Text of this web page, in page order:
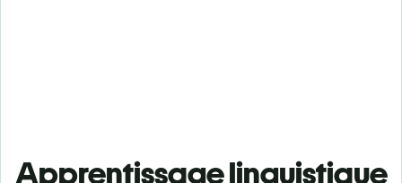
Apprentissage linguistique